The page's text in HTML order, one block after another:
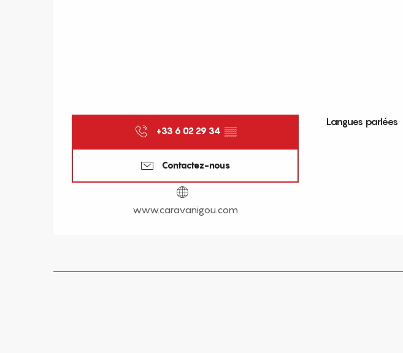
+33 6 02 29 34 ▒▒
Contactez-nous
www.caravanigou.com
Langues parlées
Langues parlées